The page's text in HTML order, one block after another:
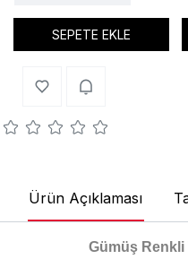
SEPETE EKLE
Ürün Açıklaması
Gümüş Renkli